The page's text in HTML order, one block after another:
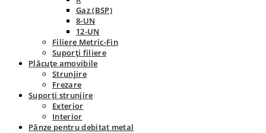
Gaz (BSP)
8-UN
12-UN
Filiere Metric-Fin
Suporți filiere
Plăcuțe amovibile
Strunjire
Frezare
Suporți strunjire
Exterior
Interior
Pânze pentru debitat metal